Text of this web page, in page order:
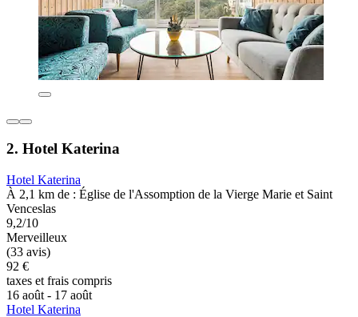
2. Hotel Katerina
Hotel Katerina
À 2,1 km de : Église de l'Assomption de la Vierge Marie et Saint
Venceslas
9,2/10
Merveilleux
(33 avis)
92 €
taxes et frais compris
16 août - 17 août
Hotel Katerina